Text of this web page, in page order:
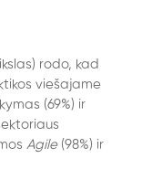
rodo, kad
viešajame
(69%) ir
Agile(98%) ir